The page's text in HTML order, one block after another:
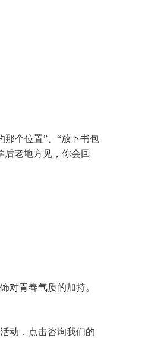
个位置”、“放下书包
后老地方见，你会回
对青春气质的加持。
动，点击咨询我们的